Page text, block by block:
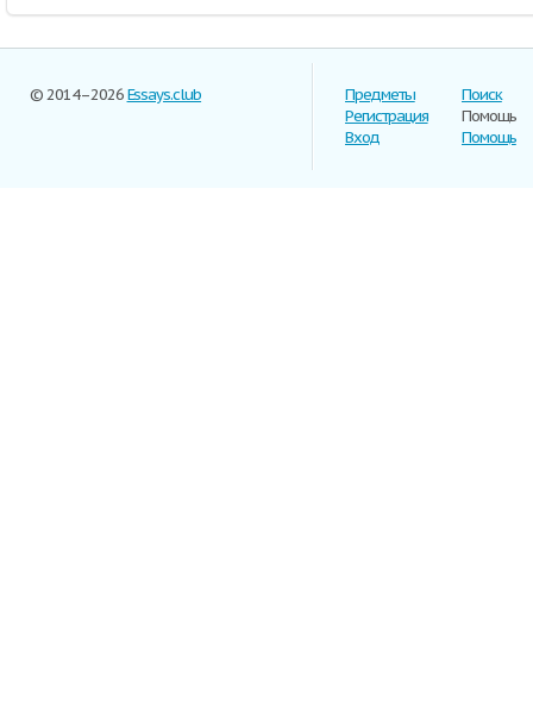
© 2014–2026Essays.club
Предметы
Регистрация
Вход
Поиск
Помощь
Помощь